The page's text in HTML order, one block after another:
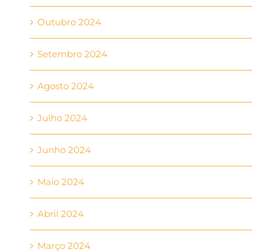
Outubro 2024
Setembro 2024
Agosto 2024
Julho 2024
Junho 2024
Maio 2024
Abril 2024
Março 2024